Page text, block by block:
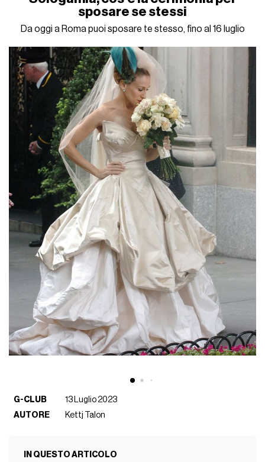
sposare se stessi
Da oggi a Roma puoi sposare te stesso, fino al 16 luglio
G-CLUB
13 Luglio 2023
AUTORE
Kettj Talon
IN QUESTO ARTICOLO